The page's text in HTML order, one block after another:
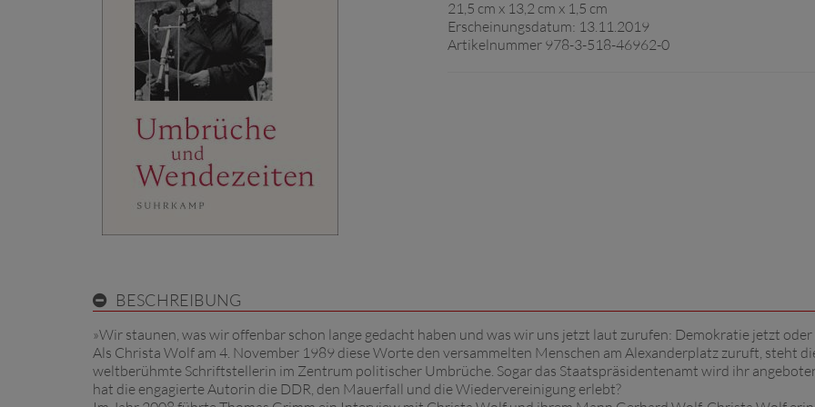
21,5 cm x 13,2 cm x 1,5 cm
Erscheinungsdatum: 13.11.2019
Artikelnummer 978-3-518-46962-0
BESCHREIBUNG
»Wir staunen, was wir offenbar schon lange gedacht haben und was wir uns jetzt laut zurufen: Demokratie jetzt oder
Als Christa Wolf am 4. November 1989 diese Worte den versammelten Menschen am Alexanderplatz zuruft, steht
weltberühmte Schriftstellerin im Zentrum politischer Umbrüche. Sogar das Staatspräsidentenamt wird ihr
hat die engagierte Autorin die DDR, den Mauerfall und die Wiedervereinigung erlebt?